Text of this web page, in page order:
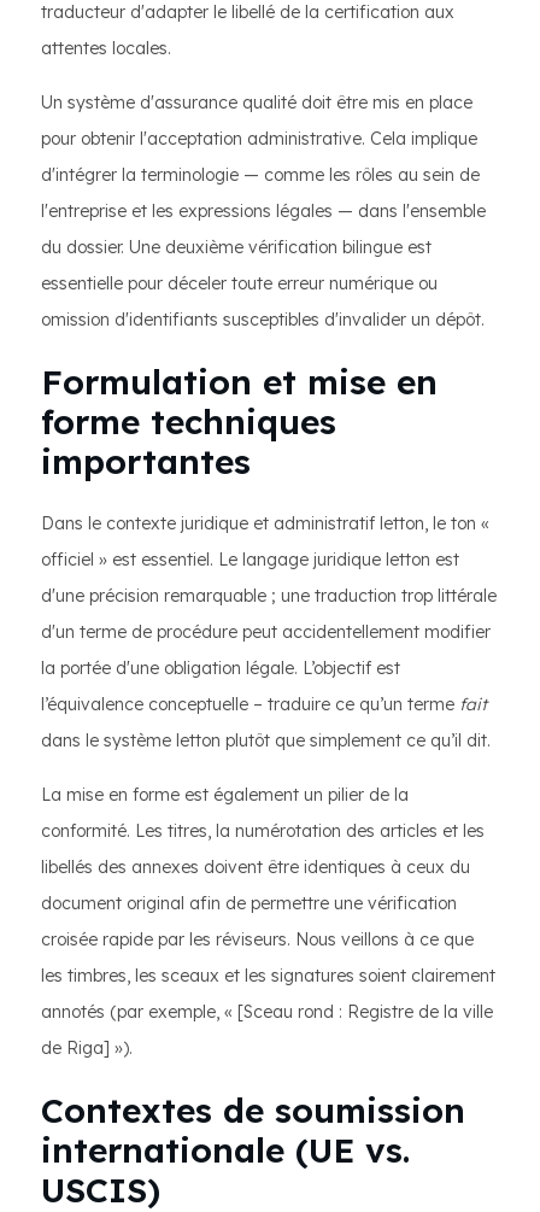
traducteur d'adapter le libellé de la certification aux
attentes locales.
Un système d'assurance qualité doit être mis en place
pour obtenir l'acceptation administrative. Cela implique
d'intégrer la terminologie — comme les rôles au sein de
l'entreprise et les expressions légales — dans l'ensemble
du dossier. Une deuxième vérification bilingue est
essentielle pour déceler toute erreur numérique ou
omission d'identifiants susceptibles d'invalider un dépôt.
Formulation et mise en
forme techniques
importantes
Dans le contexte juridique et administratif letton, le ton «
officiel » est essentiel. Le langage juridique letton est
d'une précision remarquable ; une traduction trop littérale
d'un terme de procédure peut accidentellement modifier
la portée d'une obligation légale. L’objectif est
l’équivalence conceptuelle – traduire ce qu’un terme fait
dans le système letton plutôt que simplement ce qu’il dit.
La mise en forme est également un pilier de la
conformité. Les titres, la numérotation des articles et les
libellés des annexes doivent être identiques à ceux du
document original afin de permettre une vérification
croisée rapide par les réviseurs. Nous veillons à ce que
les timbres, les sceaux et les signatures soient clairement
annotés (par exemple, « [Sceau rond : Registre de la ville
de Riga] »).
Contextes de soumission
internationale (UE vs.
USCIS)